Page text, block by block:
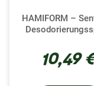
und
anhaltende
Unsere
Marken
Versele-Laga ,
HAMIFORM –
10,49 €